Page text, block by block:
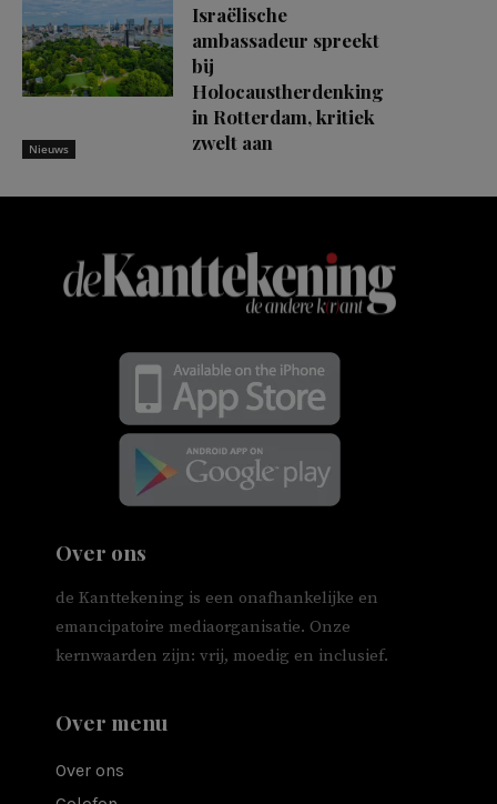
Nieuws
Israëlische
ambassadeur spreekt
bij
Holocaustherdenking
in Rotterdam, kritiek
zwelt aan
Over ons
de Kanttekening is een onafhankelijke en
emancipatoire mediaorganisatie. Onze
kernwaarden zijn: vrij, moedig en inclusief.
Over menu
Over ons